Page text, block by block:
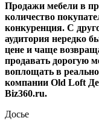
Продажи мебели в
количество
конкуренция. С
аудитория нередко
цене и чаще
продавать дорогую
воплощать в
компании Old Loft
Biz360.ru.
Досье